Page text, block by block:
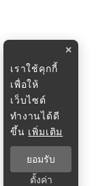
×
เราใช้คุกกี้
เพื่อให้
เว็บไซต์
ทำงานได้ดี
ขึ้น เพิ่มเติม
ยอมรับ
ตั้งค่า